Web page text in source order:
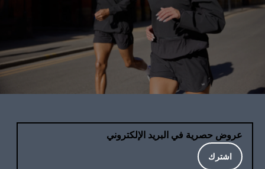
عروض حصرية في البريد الإلكتروني
اشترك